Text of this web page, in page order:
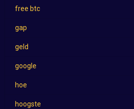
free btc
gap
geld
google
hoe
hoogste